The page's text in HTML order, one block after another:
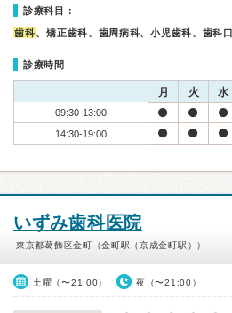
診療科目：
歯科、矯正歯科、歯周病科、小児歯科、歯科
診療時間
月 火 水
09:30-13:00
14:30-19:00
いずみ歯科医院
東京都葛飾区金町（金町駅（京成金町駅））
土曜（〜21:00） 夜（〜21:00）